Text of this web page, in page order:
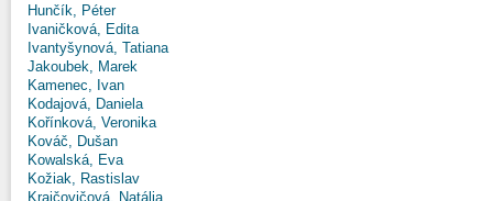
Hunčík, Péter
Ivaničková, Edita
Ivantyšynová, Tatiana
Jakoubek, Marek
Kamenec, Ivan
Kodajová, Daniela
Kořínková, Veronika
Kováč, Dušan
Kowalská, Eva
Kožiak, Rastislav
Krajčovičová, Natália